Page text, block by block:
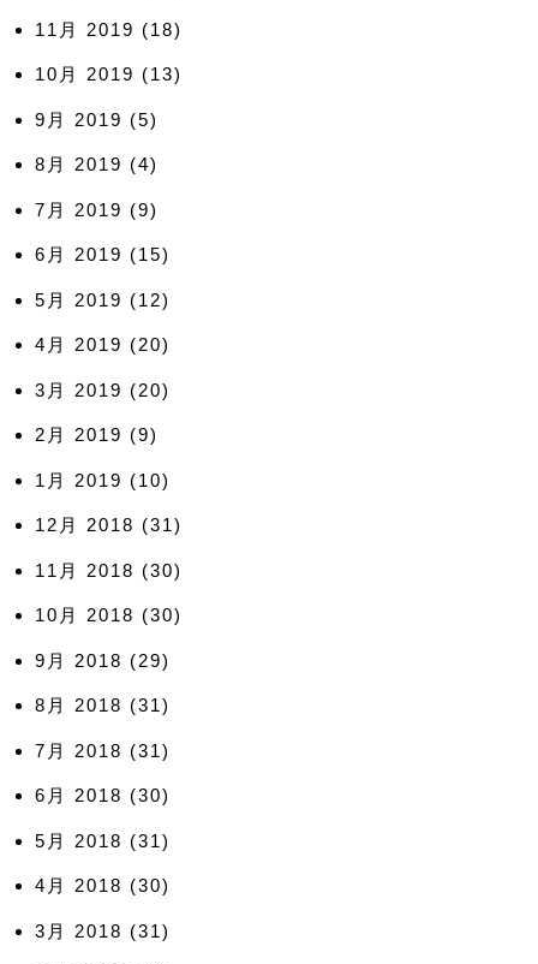
11月 2019 (18)
10月 2019 (13)
9月 2019 (5)
8月 2019 (4)
7月 2019 (9)
6月 2019 (15)
5月 2019 (12)
4月 2019 (20)
3月 2019 (20)
2月 2019 (9)
1月 2019 (10)
12月 2018 (31)
11月 2018 (30)
10月 2018 (30)
9月 2018 (29)
8月 2018 (31)
7月 2018 (31)
6月 2018 (30)
5月 2018 (31)
4月 2018 (30)
3月 2018 (31)